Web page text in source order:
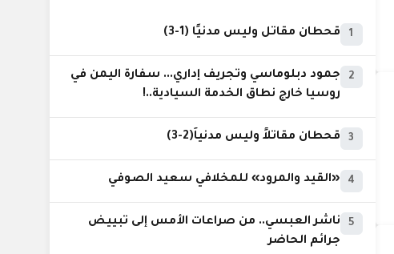
1 قحطان مقاتل وليس مدنيًا (1-3)
2
جمود دبلوماسي وتجريف إداري... سفارة اليمن في
روسيا خارج نطاق الخدمة السيادية..!
3 قحطان مقاتلاً وليس مدنياً(2-3)
4 «القيد والمرود» للمخلافي سعيد الصوفي
5
ناشر العبسي.. من صراعات الأمس إلى تبييض
جرائم الحاضر